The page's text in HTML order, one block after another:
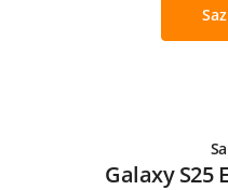
Galaxy S25